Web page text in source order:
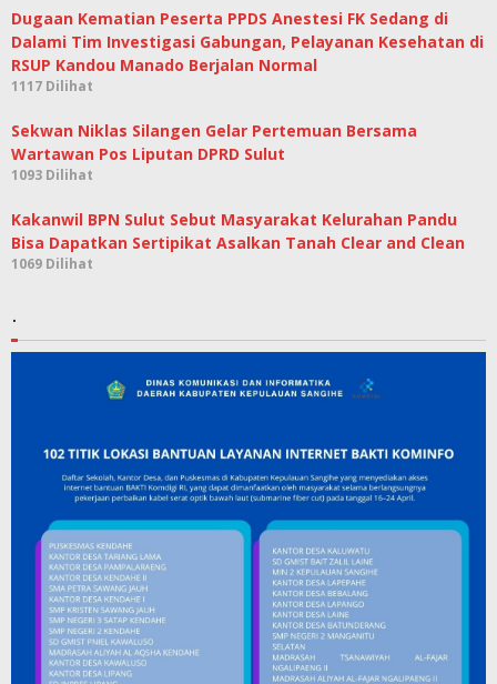
Dugaan Kematian Peserta PPDS Anestesi FK Sedang di
Dalami Tim Investigasi Gabungan, Pelayanan Kesehatan di
RSUP Kandou Manado Berjalan Normal
1117 Dilihat
Sekwan Niklas Silangen Gelar Pertemuan Bersama
Wartawan Pos Liputan DPRD Sulut
1093 Dilihat
Kakanwil BPN Sulut Sebut Masyarakat Kelurahan Pandu
Bisa Dapatkan Sertipikat Asalkan Tanah Clear and Clean
1069 Dilihat
.